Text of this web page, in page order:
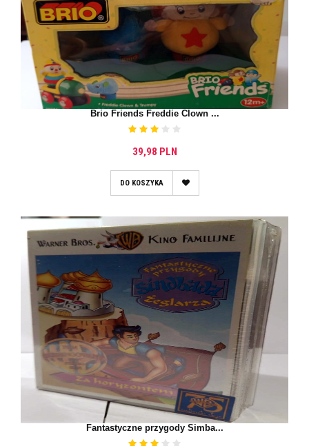
Brio Friends Freddie Clown ...
39,98 PLN
DO KOSZYKA
Fantastyczne przygody Simba...